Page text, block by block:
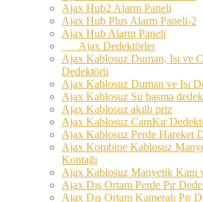
Ajax Hub2 Alarm Paneli
Ajax Hub Plus Alarm Paneli-2
Ajax Hub Alarm Paneli
Ajax Dedektörler
Ajax Kablosuz Duman, Isı ve
Dedektörü
Ajax Kablosuz Duman ve Isı
Ajax Kablosuz Su basma
Ajax Kablosuz akıllı priz
Ajax Kablosuz CamKır
Ajax Kablosuz Perde Hareket
Ajax Kombine Kablosuz
Kontağı
Ajax Kablosuz Manyetik Kapı
Ajax Dış Ortam Perde Pır
Ajax Dış Ortam Kameralı Pır